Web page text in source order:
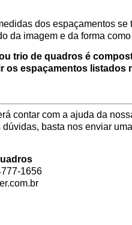
dos espaçamentos se
da imagem e da forma
trio de quadros é
os espaçamentos listados
contar com a ajuda da
basta nos enviar
1656